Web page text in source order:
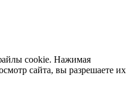
cookie. Нажимая
сайта, вы разрешаете их